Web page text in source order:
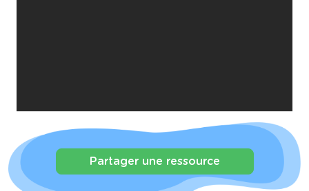
Partager une ressource